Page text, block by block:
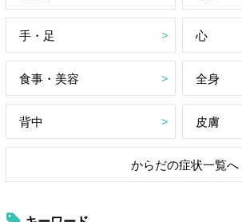
手・足 心
食事・美容 全身
背中 皮膚
からだの症状一覧へ